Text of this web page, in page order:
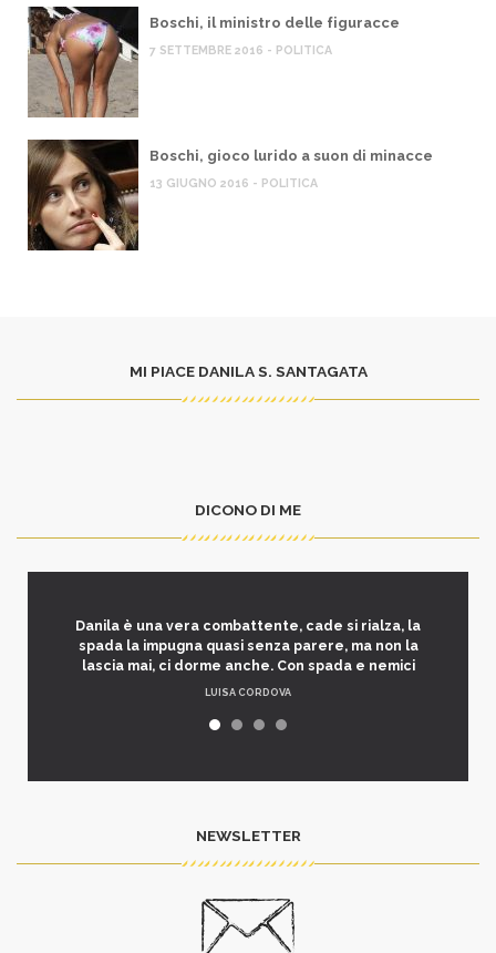
Boschi, il ministro delle figuracce
7 SETTEMBRE 2016 - POLITICA
Boschi, gioco lurido a suon di minacce
13 GIUGNO 2016 - POLITICA
MI PIACE DANILA S. SANTAGATA
DICONO DI ME
Danila è una vera combattente, cade si rialza, la
spada la impugna quasi senza parere, ma non la
lascia mai, ci dorme anche. Con spada e nemici
LUISA CORDOVA
NEWSLETTER